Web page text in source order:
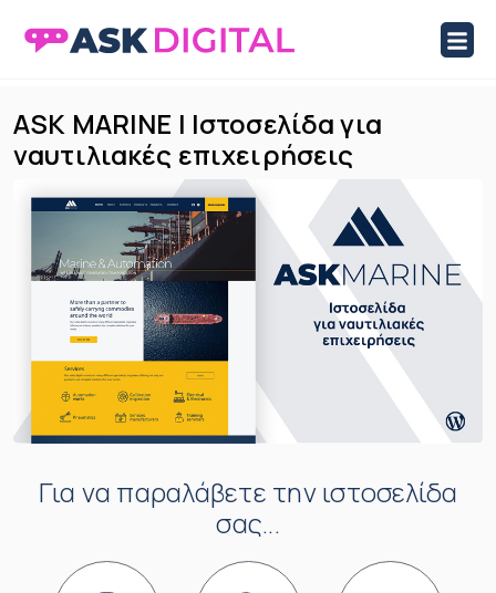
to
content
ASK MARINE | Iστοσελίδα για
ναυτιλιακές επιχειρήσεις
Για να παραλάβετε την ιστοσελίδα
σας...